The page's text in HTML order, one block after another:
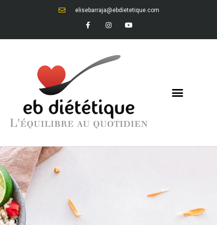
elisebarraja@ebdietetique.com